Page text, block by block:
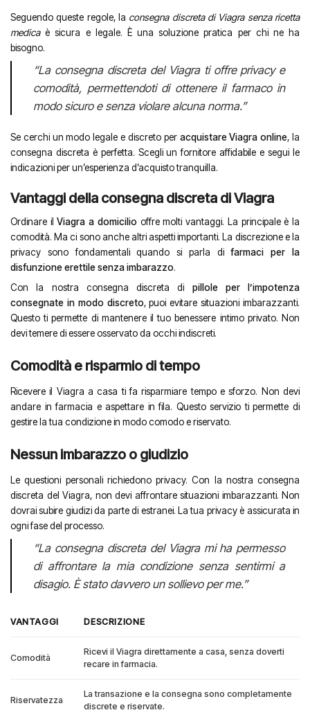
Seguendo queste regole, la consegna discreta di Viagra senza ricetta
medicaè sicura e legale. È una soluzione pratica per chi ne ha
bisogno.
“La consegna discreta del Viagra ti offre privacy e
comodità, permettendoti di ottenere il farmaco in
modo sicuro e senza violare alcuna norma.”
Se cerchi un modo legale e discreto per acquistare Viagra online, la
consegna discreta è perfetta. Scegli un fornitore affidabile e segui le
indicazioni per un’esperienza d’acquisto tranquilla.
Vantaggi della consegna discreta di Viagra
Ordinare ilViagra a domicilio offre molti vantaggi. La principale è la
comodità. Ma ci sono anche altri aspetti importanti. La discrezione e la
privacy sono fondamentali quando si parla difarmaci per la
disfunzione erettile senza imbarazzo.
Con la nostra consegna discreta di pillole per l’impotenza
consegnate in modo discreto, puoi evitare situazioni imbarazzanti.
Questo ti permette di mantenere il tuo benessere intimo privato. Non
devi temere di essere osservato da occhi indiscreti.
Comodità e risparmio di tempo
Ricevere il Viagra a casa ti fa risparmiare tempo e sforzo. Non devi
andare in farmacia e aspettare in fila. Questo servizio ti permette di
gestire la tua condizione in modo comodo e riservato.
Nessun imbarazzo o giudizio
Le questioni personali richiedono privacy. Con la nostra consegna
discreta del Viagra, non devi affrontare situazioni imbarazzanti. Non
dovrai subire giudizi da parte di estranei. La tua privacy è assicurata in
ogni fase del processo.
“La consegna discreta del Viagra mi ha permesso
di affrontare la mia condizione senza sentirmi a
disagio. È stato davvero un sollievo per me.”
VANTAGGI DESCRIZIONE
Comodità
Ricevi il Viagra direttamente a casa, senza doverti
recare in farmacia.
Riservatezza
La transazione e la consegna sono completamente
discrete e riservate.